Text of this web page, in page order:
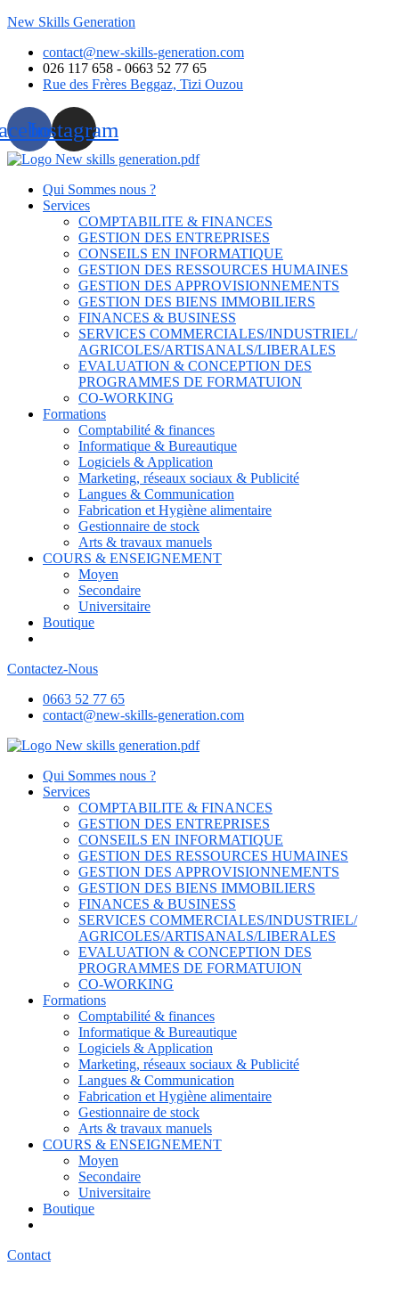
New Skills Generation
contact@new-skills-generation.com
026 117 658 - 0663 52 77 65
Rue des Frères Beggaz, Tizi Ouzou
Instagram
Qui Sommes nous ?
Services
COMPTABILITE & FINANCES
GESTION DES ENTREPRISES
CONSEILS EN INFORMATIQUE
GESTION DES RESSOURCES HUMAINES
GESTION DES APPROVISIONNEMENTS
GESTION DES BIENS IMMOBILIERS
FINANCES & BUSINESS
SERVICES COMMERCIALES/INDUSTRIEL/
AGRICOLES/ARTISANALS/LIBERALES
EVALUATION & CONCEPTION DES
PROGRAMMES DE FORMATUION
CO-WORKING
Formations
Comptabilité & finances
Informatique & Bureautique
Logiciels & Application
Marketing, réseaux sociaux & Publicité
Langues & Communication
Fabrication et Hygiène alimentaire
Gestionnaire de stock
Arts & travaux manuels
COURS & ENSEIGNEMENT
Moyen
Secondaire
Universitaire
Boutique
Contactez-Nous
0663 52 77 65
contact@new-skills-generation.com
Qui Sommes nous ?
Services
COMPTABILITE & FINANCES
GESTION DES ENTREPRISES
CONSEILS EN INFORMATIQUE
GESTION DES RESSOURCES HUMAINES
GESTION DES APPROVISIONNEMENTS
GESTION DES BIENS IMMOBILIERS
FINANCES & BUSINESS
SERVICES COMMERCIALES/INDUSTRIEL/
AGRICOLES/ARTISANALS/LIBERALES
EVALUATION & CONCEPTION DES
PROGRAMMES DE FORMATUION
CO-WORKING
Formations
Comptabilité & finances
Informatique & Bureautique
Logiciels & Application
Marketing, réseaux sociaux & Publicité
Langues & Communication
Fabrication et Hygiène alimentaire
Gestionnaire de stock
Arts & travaux manuels
COURS & ENSEIGNEMENT
Moyen
Secondaire
Universitaire
Boutique
Contact